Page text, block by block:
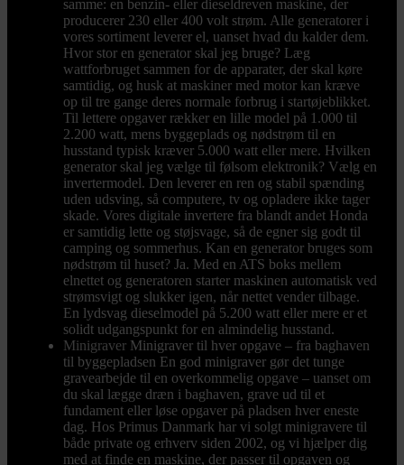
samme: en benzin- eller dieseldreven maskine, der
producerer 230 eller 400 volt strøm. Alle generatorer i
vores sortiment leverer el, uanset hvad du kalder dem.
Hvor stor en generator skal jeg bruge? Læg
wattforbruget sammen for de apparater, der skal køre
samtidig, og husk at maskiner med motor kan kræve
op til tre gange deres normale forbrug i startøjeblikket.
Til lettere opgaver rækker en lille model på 1.000 til
2.200 watt, mens byggeplads og nødstrøm til en
husstand typisk kræver 5.000 watt eller mere. Hvilken
generator skal jeg vælge til følsom elektronik? Vælg en
invertermodel. Den leverer en ren og stabil spænding
uden udsving, så computere, tv og opladere ikke tager
skade. Vores digitale invertere fra blandt andet Honda
er samtidig lette og støjsvage, så de egner sig godt til
camping og sommerhus. Kan en generator bruges som
nødstrøm til huset? Ja. Med en ATS boks mellem
elnettet og generatoren starter maskinen automatisk ved
strømsvigt og slukker igen, når nettet vender tilbage.
En lydsvag dieselmodel på 5.200 watt eller mere er et
solidt udgangspunkt for en almindelig husstand.
Minigraver Minigraver til hver opgave – fra baghaven
til byggepladsen En god minigraver gør det tunge
gravearbejde til en overkommelig opgave – uanset om
du skal lægge dræn i baghaven, grave ud til et
fundament eller løse opgaver på pladsen hver eneste
dag. Hos Primus Danmark har vi solgt minigravere til
både private og erhverv siden 2002, og vi hjælper dig
med at finde en maskine, der passer til opgaven og